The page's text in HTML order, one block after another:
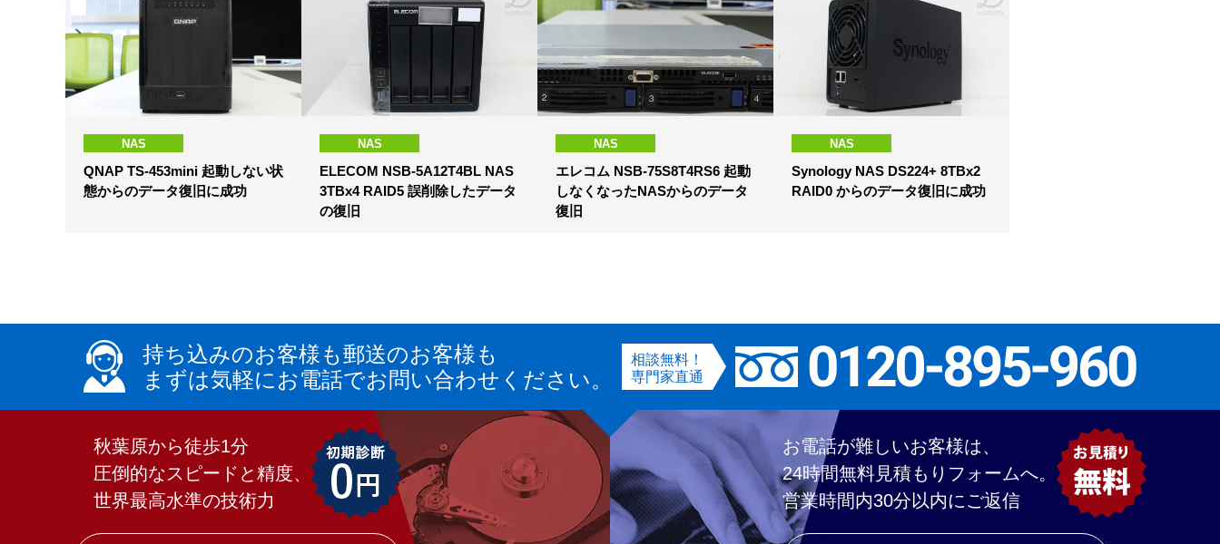
NAS
QNAP TS-453mini 起動しない状
態からのデータ復旧に成功
NAS
ELECOM NSB-5A12T4BL NAS
3TBx4 RAID5 誤削除したデータ
の復旧
NAS
エレコム NSB-75S8T4RS6 起動
しなくなったNASからのデータ
復旧
NAS
Synology NAS DS224+ 8TBx2
RAID0 からのデータ復旧に成功
持ち込みのお客様も郵送のお客様も
まずは気軽にお電話でお問い合わせください。
相談無料！
専門家直通
秋葉原から徒歩1分
圧倒的なスピードと精度、
世界最高水準の技術力
お電話が難しいお客様は、
24時間無料見積もりフォームへ。
営業時間内30分以内にご返信